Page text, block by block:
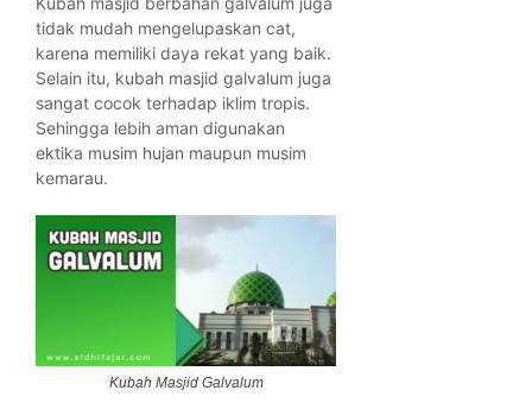
tidak mudah mengelupaskan cat,
karena memiliki daya rekat yang baik.
Selain itu, kubah masjid galvalum juga
sangat cocok terhadap iklim tropis.
Sehingga lebih aman digunakan
ektika musim hujan maupun musim
kemarau.
Kubah Masjid Galvalum